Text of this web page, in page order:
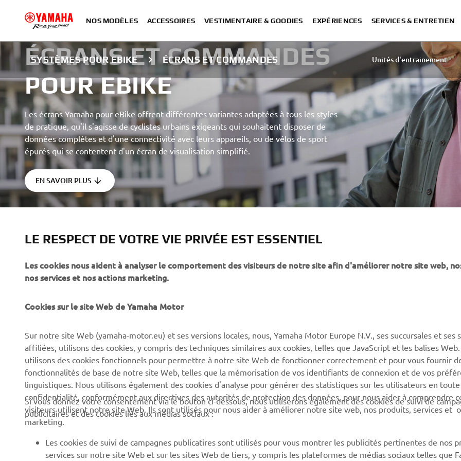
NOS MODÈLES ACCESSOIRES VESTIMENTAIRE & GOODIES EXPÉRIENCES SERVICES & ENTRETIEN
SYSTÈMES POUR EBIKE ÉCRANS ET COMMANDES Unités d'entrainement
Yamaha
ÉCRANS ET COMMANDES
POUR EBIKE
Les écrans Yamaha pour eBike offrent différentes variantes adaptées à tous les styles
de pratique, qu'il s'agisse de cyclistes urbains exigeants qui souhaitent disposer de
données complètes et d'une connectivité avec leurs appareils, ou de vélos de sport
épurés qui se contentent d'un écran de visualisation simplifié.
EN SAVOIR PLUS
CORPORATE
Événements
Brochures
Travailler chez Yamaha
Devenir concessionnaire
Yamaha « Revs Your Heart
» : Et votre cœur bat plus
PROS & B2B
secours
Professionnels
Robotique
Systèmes pour VAE
Partenariats
Informations techniques
destinées aux revendeurs
Fiche de données de
PLUS YAMAHA
Yamaha Racing (en)
Yamaha Motor Global (en)
Application mobiles
SUPPORT
Catalogue de pièces
Information sur la gestion
des batteries usagées
LE RESPECT DE VOTRE VIE PRIVÉE EST ESSENTIEL
Les cookies nous aident à analyser le comportement des visiteurs de notre site afin d'améliorer notre site web,
nos services et nos actions marketing.
Cookies sur le site Web de Yamaha Motor
Sur notre site Web (yamaha-motor.eu) et ses versions locales, nous, Yamaha Motor Europe N.V., ses succursales et ses
affiliées, utilisons des cookies, y compris des techniques similaires aux cookies, telles que JavaScript et les balises
utilisons des cookies fonctionnels pour permettre à notre site Web de fonctionner correctement et pour vous fournir
fonctionnalités de base de notre site Web, telles que la mémorisation de vos identifiants de connexion et de vos
linguistiques. Nous utilisons également des cookies d'analyse pour générer des statistiques sur les utilisateurs en toute
confidentialité, conformément aux directives des autorités de protection des données, pour nous aider à comprendre
visiteurs utilisent notre site Web. Ils sont utilisés pour nous aider à améliorer notre site web, nos produits, services et
marketing.
Si vous donnez votre consentement via le bouton ci-dessous, nous utiliserons également des cookies de suivi de
publicitaires et des cookies liés aux médias sociaux :
Les cookies de suivi de campagnes publicatires sont utilisés pour vous montrer les publicités pertinentes de nos
services sur notre site Web et sur les sites Web de tiers, y compris les plateformes de médias sociaux telles que